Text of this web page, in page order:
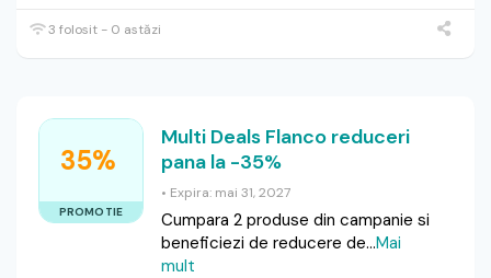
3 folosit - 0 astăzi
35%
PROMOTIE
Multi Deals Flanco reduceri
pana la -35%
• Expira: mai 31, 2027
Cumpara 2 produse din campanie si
beneficiezi de reducere de...Mai
mult